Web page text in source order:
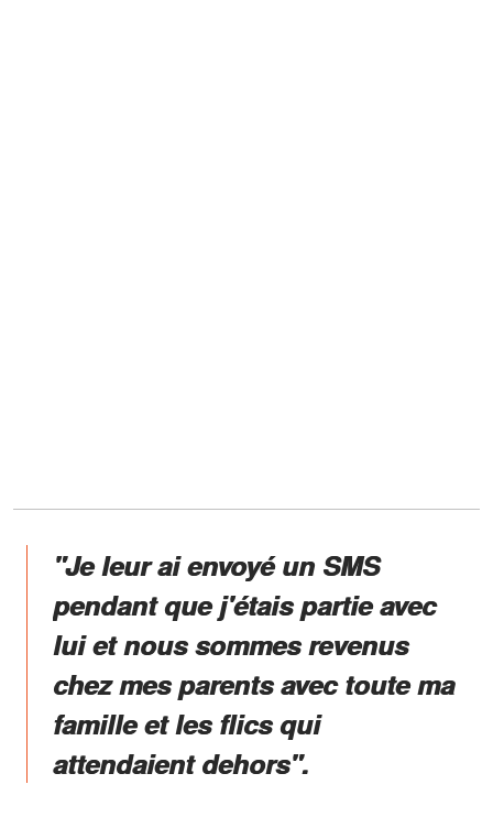
"Je leur ai envoyé un SMS
pendant que j'étais partie avec
lui et nous sommes revenus
chez mes parents avec toute ma
famille et les flics qui
attendaient dehors".